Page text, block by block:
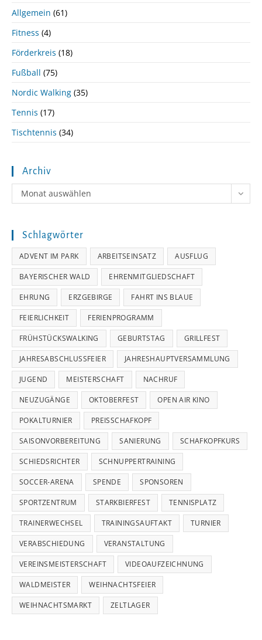
Allgemein (61)
Fitness (4)
Förderkreis (18)
Fußball (75)
Nordic Walking (35)
Tennis (17)
Tischtennis (34)
Archiv
Archiv
Monat auswählen
Schlagwörter
ADVENT IM PARK ARBEITSEINSATZ AUSFLUG
BAYERISCHER WALD EHRENMITGLIEDSCHAFT
EHRUNG ERZGEBIRGE FAHRT INS BLAUE
FEIERLICHKEIT FERIENPROGRAMM
FRÜHSTÜCKSWALKING GEBURTSTAG GRILLFEST
JAHRESABSCHLUSSFEIER JAHRESHAUPTVERSAMMLUNG
JUGEND MEISTERSCHAFT NACHRUF
NEUZUGÄNGE OKTOBERFEST OPEN AIR KINO
POKALTURNIER PREISSCHAFKOPF
SAISONVORBEREITUNG SANIERUNG SCHAFKOPFKURS
SCHIEDSRICHTER SCHNUPPERTRAINING
SOCCER-ARENA SPENDE SPONSOREN
SPORTZENTRUM STARKBIERFEST TENNISPLATZ
TRAINERWECHSEL TRAININGSAUFTAKT TURNIER
VERABSCHIEDUNG VERANSTALTUNG
VEREINSMEISTERSCHAFT VIDEOAUFZEICHNUNG
WALDMEISTER WEIHNACHTSFEIER
WEIHNACHTSMARKT ZELTLAGER